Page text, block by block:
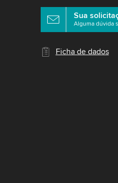
Sua
Alguma dúvida
Ficha de dados